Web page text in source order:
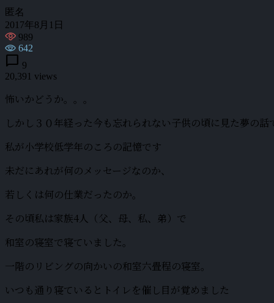
匿名
2017年8月1日
989
642
chat_bubble 9
20,391 views
怖いかどうか。。。
しかし３０年経った今も忘れられない子供の頃に見た夢の話
私が小学校低学年のころの記憶です
未だにあれが何のメッセージなのか、
若しくは何の仕業だったのか。
その頃私は家族4人（父、母、私、弟）で
和室の寝室で寝ていました。
一階のリビングの向かいの和室六畳程の寝室。
いつも通り寝ているとトイレを催し目が覚めました